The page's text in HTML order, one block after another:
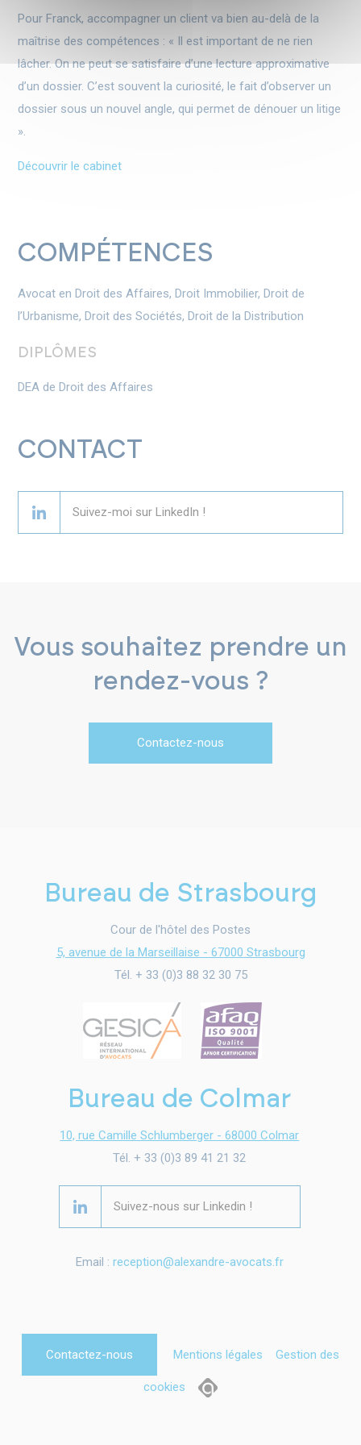
Pour Franck, accompagner un client va bien au-delà de la
maîtrise des compétences : « Il est important de ne rien
lâcher. On ne peut se satisfaire d’une lecture approximative
d’un dossier. C’est souvent la curiosité, le fait d’observer un
dossier sous un nouvel angle, qui permet de dénouer un litige
».
Découvrir le cabinet
COMPÉTENCES
Avocat en Droit des Affaires, Droit Immobilier, Droit de
l’Urbanisme, Droit des Sociétés, Droit de la Distribution
DIPLÔMES
DEA de Droit des Affaires
CONTACT
Suivez-moi sur LinkedIn !
Vous souhaitez prendre un
rendez-vous ?
Contactez-nous
Bureau de Strasbourg
Cour de l'hôtel des Postes
5, avenue de la Marseillaise - 67000 Strasbourg
Tél. + 33 (0)3 88 32 30 75
Bureau de Colmar
10, rue Camille Schlumberger - 68000 Colmar
Tél. + 33 (0)3 89 41 21 32
Suivez-nous sur Linkedin !
Email : reception@alexandre-avocats.fr
Contactez-nous Mentions légales Gestion des
cookies